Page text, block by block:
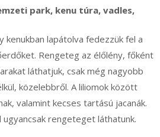
park, kenu túra, vadles,
kenukban lapátolva fedezzük fel a
Rengeteg az élőlény, főként
láthatjuk, csak még nagyobb
közelebbről. A liliomok között
valamint kecses tartású jacanák.
rengeteget láthatunk.